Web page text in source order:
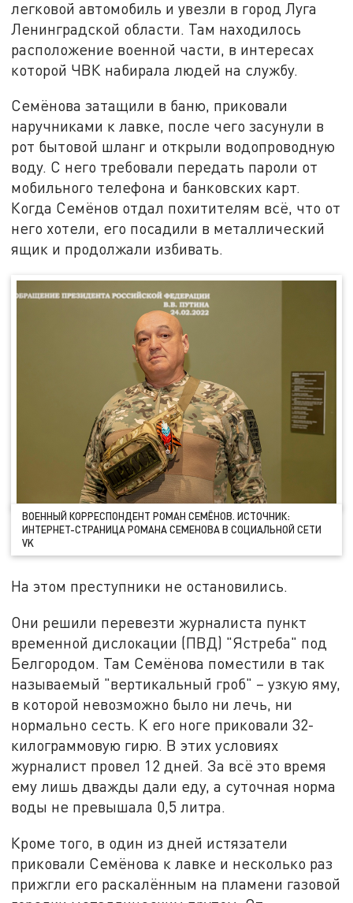
легковой автомобиль и увезли в город Луга
Ленинградской области. Там находилось
расположение военной части, в интересах
которой ЧВК набирала людей на службу.
Семёнова затащили в баню, приковали
наручниками к лавке, после чего засунули в
рот бытовой шланг и открыли водопроводную
воду. С него требовали передать пароли от
мобильного телефона и банковских карт.
Когда Семёнов отдал похитителям всё, что от
него хотели, его посадили в металлический
ящик и продолжали избивать.
ВОЕННЫЙ КОРРЕСПОНДЕНТ РОМАН СЕМЁНОВ. ИСТОЧНИК:
ИНТЕРНЕТ-СТРАНИЦА РОМАНА СЕМЕНОВА В СОЦИАЛЬНОЙ СЕТИ
VK
На этом преступники не остановились.
Они решили перевезти журналиста пункт
временной дислокации (ПВД) "Ястреба" под
Белгородом. Там Семёнова поместили в так
называемый "вертикальный гроб" – узкую яму,
в которой невозможно было ни лечь, ни
нормально сесть. К его ноге приковали 32-
килограммовую гирю. В этих условиях
журналист провел 12 дней. За всё это время
ему лишь дважды дали еду, а суточная норма
воды не превышала 0,5 литра.
Кроме того, в один из дней истязатели
приковали Семёнова к лавке и несколько раз
прижгли его раскалённым на пламени газовой